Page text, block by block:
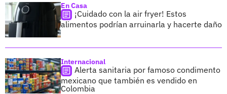
En Casa
¡Cuidado con la air fryer! Estos
alimentos podrían arruinarla y hacerte daño
Internacional
Alerta sanitaria por famoso condimento
mexicano que también es vendido en
Colombia